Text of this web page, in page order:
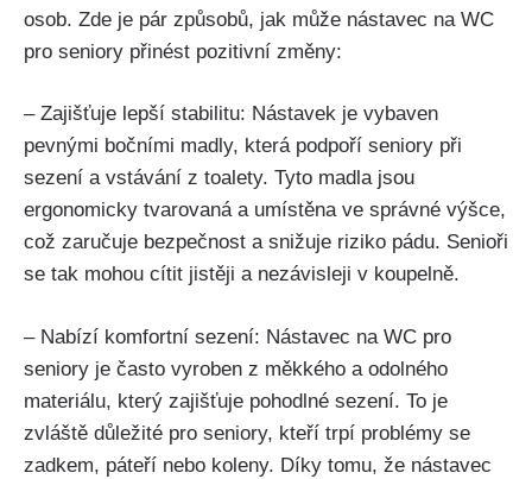
osob. Zde je pár způsobů, jak může nástavec na WC
pro seniory přinést pozitivní změny:
– Zajišťuje lepší stabilitu: Nástavek je vybaven
pevnými bočními madly, která podpoří seniory při
sezení a vstávání z toalety. Tyto madla jsou
ergonomicky tvarovaná a umístěna ve správné výšce,
což zaručuje bezpečnost a snižuje riziko pádu. Senioři
se tak mohou cítit jistěji a nezávisleji v koupelně.
– Nabízí komfortní sezení: Nástavec na WC pro
seniory je často vyroben z měkkého a odolného
materiálu, který zajišťuje pohodlné sezení. To je
zvláště důležité pro seniory, kteří trpí problémy se
zadkem, páteří nebo koleny. Díky tomu, že nástavec